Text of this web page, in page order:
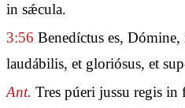
in sǽcula.
3:56 Benedíctus es,
laudábilis, et gloriósus, et
Ant. Tres púeri jussu regis